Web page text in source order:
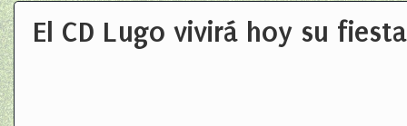
El CD Lugo vivirá hoy su